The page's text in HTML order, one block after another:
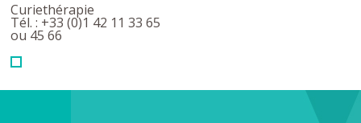
Curiethérapie
Tél. : +33 (0)1 42 11 33 65
ou 45 66